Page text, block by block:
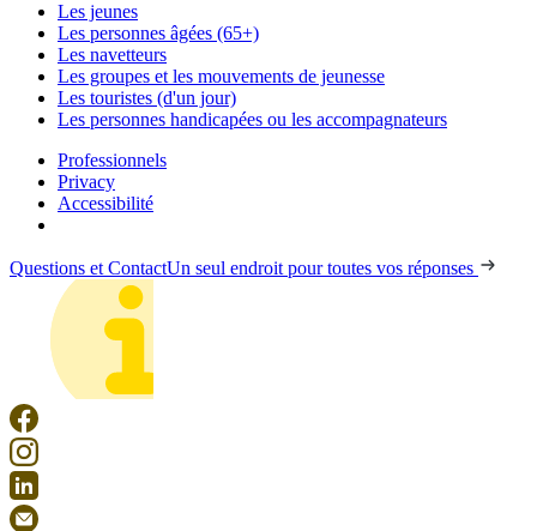
Les jeunes
Les personnes âgées (65+)
Les navetteurs
Les groupes et les mouvements de jeunesse
Les touristes (d'un jour)
Les personnes handicapées ou les accompagnateurs
Professionnels
Privacy
Accessibilité
Questions et ContactUn seul endroit pour toutes vos réponses